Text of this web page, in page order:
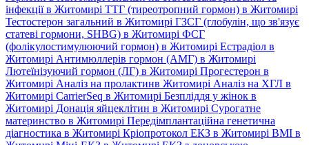
інфекції в Житомирі ТТГ (тиреотропний гормон) в Житомирі
Тестостерон загальний в Житомирі ГЗСГ (глобулін, що зв'язує
статеві гормони, SHBG) в Житомирі ФСГ
(фолікулостимулюючий гормон) в Житомирі Естрадіол в
Житомирі Антимюллерів гормон (АМГ) в Житомирі
Лютеїнізуючий гормон (ЛГ) в Житомирі Прогестерон в
Житомирі Аналіз на пролактинв Житомирі Аналіз на ХГЛ в
Житомирі CarrierSeq в Житомирі Безпліддя у жінок в
Житомирі Донація яйцеклітин в Житомирі Сурогатне
материнство в Житомирі Передімплантаційна генетична
діагностика в Житомирі Кріопротокол ЕКЗ в Житомирі ВМІ в